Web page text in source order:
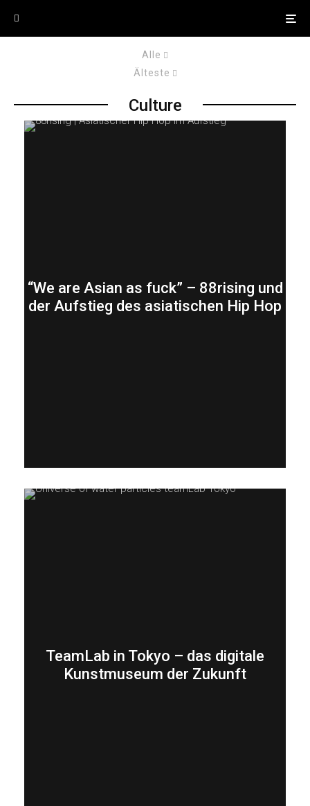
Alle
Älteste
Culture
“We are Asian as fuck” – 88rising und
der Aufstieg des asiatischen Hip Hop
TeamLab in Tokyo – das digitale
Kunstmuseum der Zukunft